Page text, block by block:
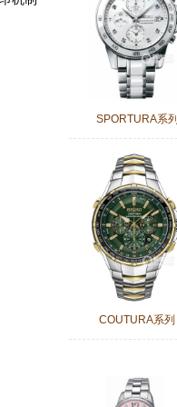
SPORTURA系列
COUTURA系列